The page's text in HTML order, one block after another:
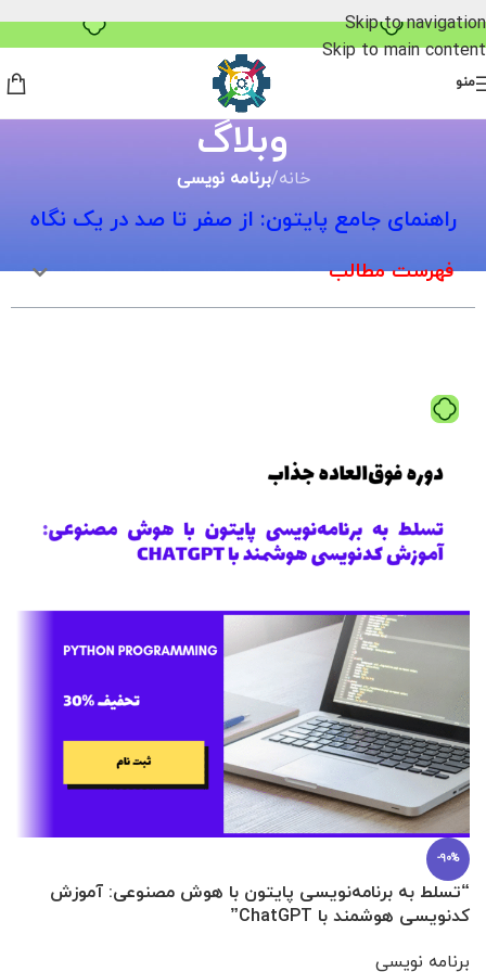
خرید قسطی با ترب‌پی
Skip to navigation
Skip to main content
منو
وبلاگ
خانه/برنامه نویسی
راهنمای جامع پایتون: از صفر تا صد در یک نگاه
فهرست مطالب
-90%
“تسلط به برنامه‌نویسی پایتون با هوش مصنوعی: آموزش
کدنویسی هوشمند با ChatGPT”
برنامه نویسی